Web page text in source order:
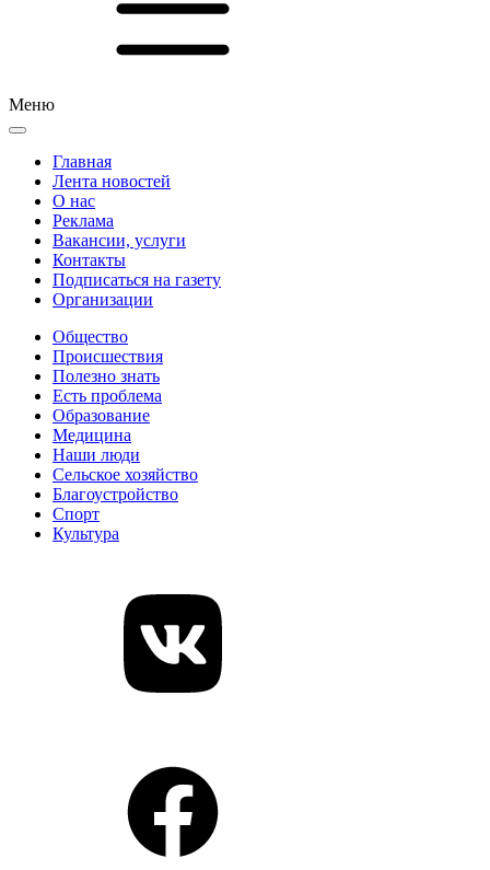
Меню
Главная
Лента новостей
О нас
Реклама
Вакансии, услуги
Контакты
Подписаться на газету
Организации
Общество
Происшествия
Полезно знать
Есть проблема
Образование
Медицина
Наши люди
Сельское хозяйство
Благоустройство
Спорт
Культура